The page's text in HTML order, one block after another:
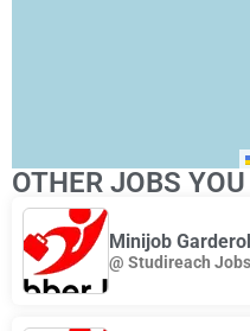
OTHER JOBS
Minijob
@ Studireach Jobs